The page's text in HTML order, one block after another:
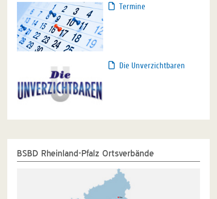
Termine
Die Unverzichtbaren
BSBD Rheinland-Pfalz Ortsverbände